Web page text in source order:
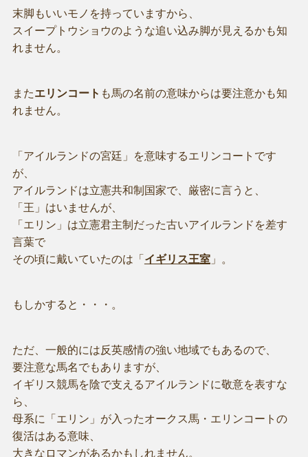
末脚もいいモノを持っていますから、
スイープトウショウのような追い込み脚が見えるかも知
れません。
またエリンコート も馬の名前の意味からは要注意かも知
れません。
「アイルランドの宮廷」を意味するエリンコートです
が、
アイルランドは立憲共和制国家で、厳密に言うと、
「王」はいませんが、
「エリン」は立憲君主制だった古いアイルランドを差す
言葉で
その頃に戴いていたのは「 イギリス王室」。
もしかすると・・・。
ただ、一般的には反英感情の強い地域でもあるので、
要注意な馬名でもありますが、
イギリス競馬を陰で支えるアイルランドに敬意を表すな
ら、
母系に「エリン」が入ったオークス馬・エリンコートの
復活はある意味、
大きなロマンがあるかもしれません。